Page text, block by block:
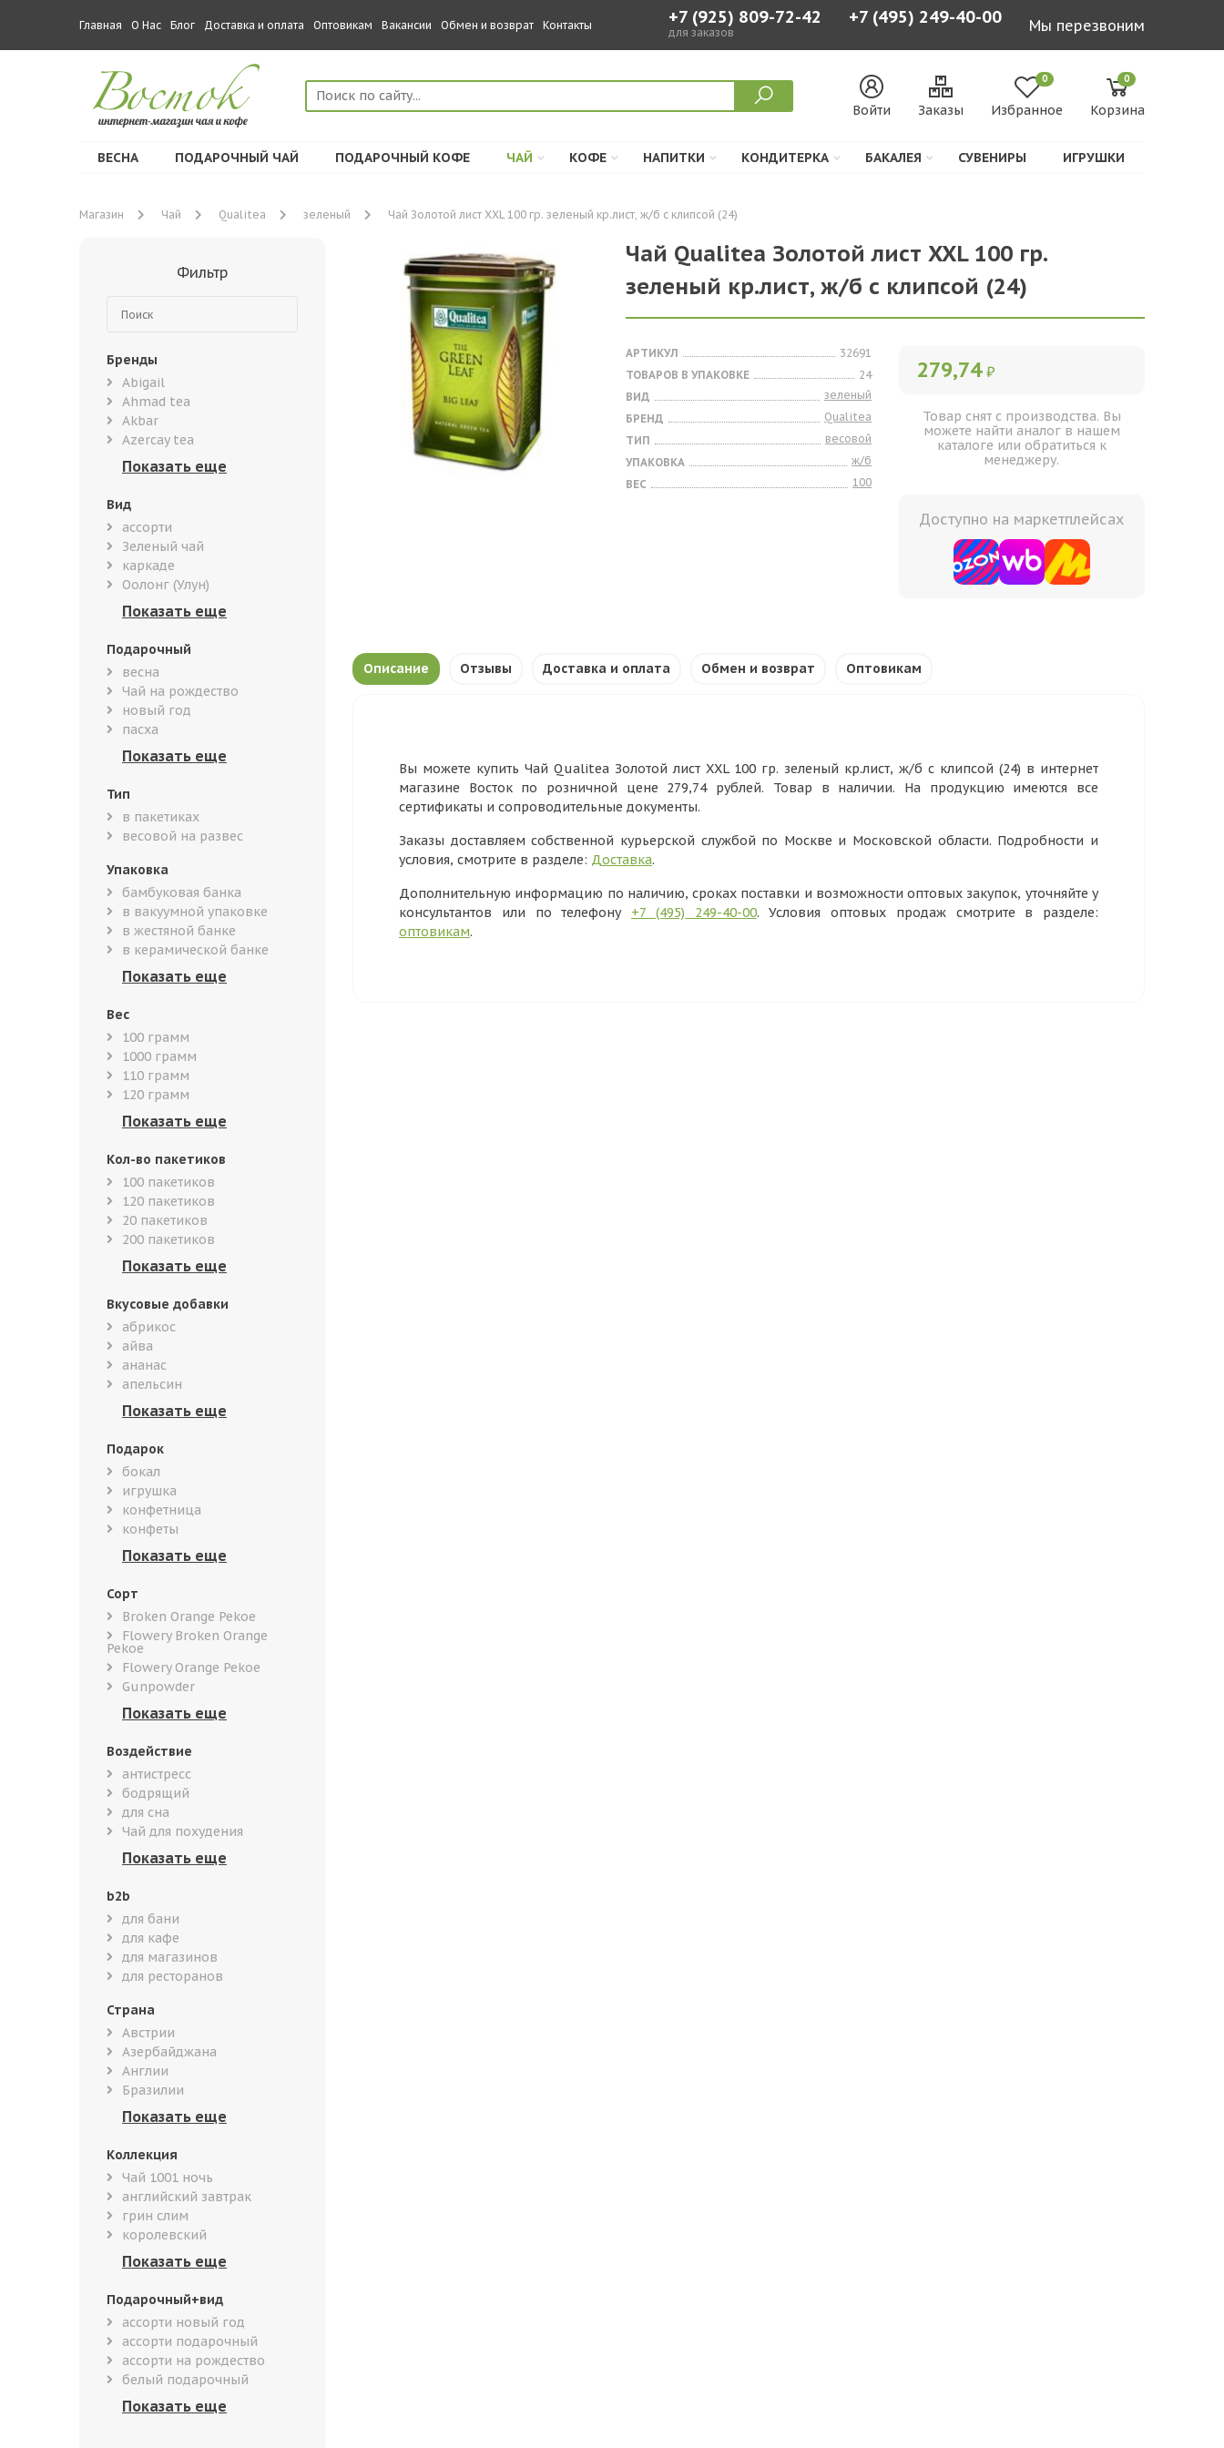
Главная О Нас Блог Доставка и оплата Оптовикам Вакансии Обмен и возврат Контакты +7 (925) 809-72-42
для заказов
+7 (495) 249-40-00 Мы перезвоним
Войти Заказы
0
Избранное
0
Корзина
ВЕСНА ПОДАРОЧНЫЙ ЧАЙ ПОДАРОЧНЫЙ КОФЕ ЧАЙ КОФЕ НАПИТКИ КОНДИТЕРКА БАКАЛЕЯ СУВЕНИРЫ ИГРУШКИ
Магазин Чай Qualitea зеленый Чай Золотой лист XXL 100 гр. зеленый кр.лист, ж/б с клипсой (24)
Фильтр
Бренды
Abigail
Ahmad tea
Akbar
Azercay tea
Вид
ассорти
Зеленый чай
каркаде
Оолонг (Улун)
Подарочный
весна
Чай на рождество
новый год
пасха
Тип
в пакетиках
весовой на развес
Упаковка
бамбуковая банка
в вакуумной упаковке
в жестяной банке
в керамической банке
Вес
100 грамм
1000 грамм
110 грамм
120 грамм
Кол-во пакетиков
100 пакетиков
120 пакетиков
20 пакетиков
200 пакетиков
Вкусовые добавки
абрикос
айва
ананас
апельсин
Подарок
бокал
игрушка
конфетница
конфеты
Сорт
Broken Orange Pekoe
Flowery Broken Orange
Pekoe
Flowery Orange Pekoe
Gunpowder
Воздействие
антистресс
бодрящий
для сна
Чай для похудения
b2b
для бани
для кафе
для магазинов
для ресторанов
Страна
Австрии
Азербайджана
Англии
Бразилии
Коллекция
Чай 1001 ночь
английский завтрак
грин слим
королевский
Подарочный+вид
ассорти новый год
ассорти подарочный
ассорти на рождество
белый подарочный
Чай Qualitea Золотой лист XXL 100 гр.
зеленый кр.лист, ж/б с клипсой (24)
АРТИКУЛ
32691
ТОВАРОВ В УПАКОВКЕ
24
ВИД
зеленый
БРЕНД
Qualitea
ТИП
весовой
УПАКОВКА
ж/б
ВЕС
100
279,74 ₽
Товар снят с производства. Вы
можете найти аналог в нашем
каталоге или обратиться к
менеджеру.
Доступно на маркетплейсах
Описание Отзывы Доставка и оплата Обмен и возврат Оптовикам
Вы можете купить Чай Qualitea Золотой лист XXL 100 гр. зеленый кр.лист, ж/б с клипсой (24) в интернет
магазине Восток по розничной цене 279,74 рублей. Товар в наличии. На продукцию имеются все
сертификаты и сопроводительные документы.
Заказы доставляем собственной курьерской службой по Москве и Московской области. Подробности и
условия, смотрите в разделе: Доставка.
Дополнительную информацию по наличию, сроках поставки и возможности оптовых закупок, уточняйте у
консультантов или по телефону +7 (495) 249-40-00. Условия оптовых продаж смотрите в разделе:
оптовикам.